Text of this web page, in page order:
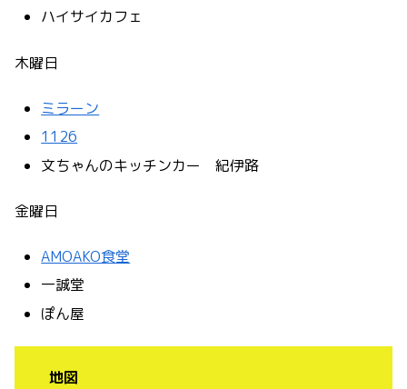
ハイサイカフェ
木曜日
ミラーン
1126
文ちゃんのキッチンカー 紀伊路
金曜日
AMOAKO食堂
一誠堂
ぽん屋
地図